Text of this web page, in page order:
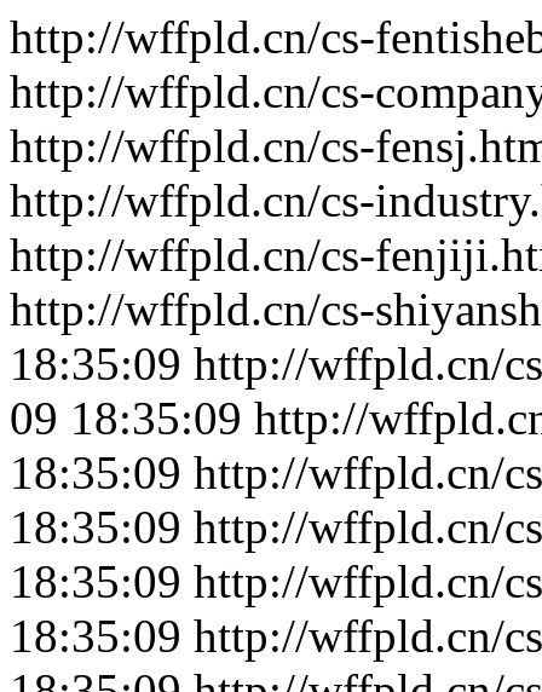
http://wffpld.cn/cs-
http://wffpld.cn/cs-
http://wffpld.cn/cs-
http://wffpld.cn/cs-
http://wffpld.cn/cs-
http://wffpld.cn/cs-
18:35:09 http://wffpld.cn/
09 18:35:09 http://
18:35:09 http://wffpld.cn/
18:35:09 http://wffpld.cn/
18:35:09 http://wffpld.cn/
18:35:09 http://wffpld.cn/